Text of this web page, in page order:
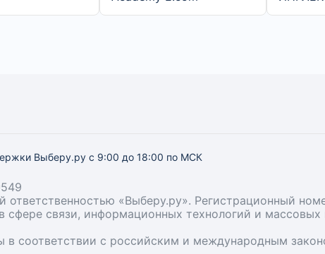
Выберу.ру с 9:00 до 18:00 по МСК
ответственностью «Выберу.ру». Регистрационный
сфере связи, информационных технологий и
соответствии с российским и международным